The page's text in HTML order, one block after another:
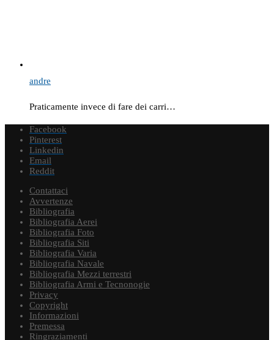
andre
Praticamente invece di fare dei carri…
Facebook
Pinterest
Linkedin
Email
Reddit
Contattaci
Avvertenze
Bibliografia
Bibliografia Aerei
Bibliografia Foto
Bibliografia Siti
Bibliografia Varia
Bibliografia Navale
Bibliografia Mezzi terrestri
Bibliografia Armi e Tecnonogie
Privacy
Copyright
Informazioni
Premessa
Ringraziamenti